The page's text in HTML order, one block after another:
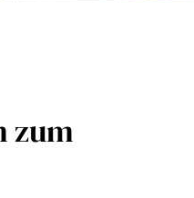
zum